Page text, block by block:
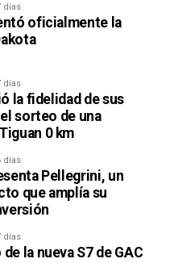
días
oficialmente la
días
la fidelidad de sus
sorteo de una
0 km
días
Pellegrini, un
que amplía su
días
la nueva S7 de GAC